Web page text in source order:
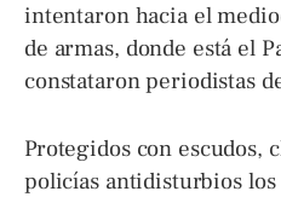
intentaron hacia el
de armas, donde está el
constataron periodistas
Protegidos con escudos,
policías antidisturbios